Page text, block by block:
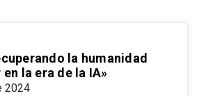
la humanidad
la era de la IA»
2024